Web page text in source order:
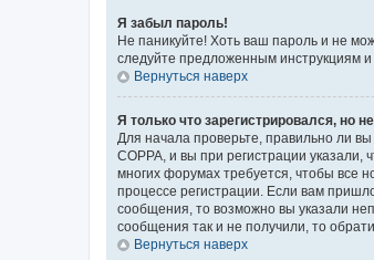
Я забыл пароль!
Не паникуйте! Хоть ваш пароль и не
следуйте предложенным инструкциям
Вернуться наверх
Я только что зарегистрировался, но
Для начала проверьте, правильно ли
COPPA, и вы при регистрации
многих форумах требуется, чтобы все
процессе регистрации. Если вам
сообщения, то возможно вы указали
сообщения так и не получили, то
Вернуться наверх